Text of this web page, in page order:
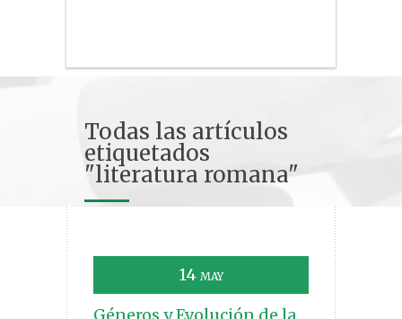
Todas las artículos
etiquetados
"literatura romana"
14 MAY